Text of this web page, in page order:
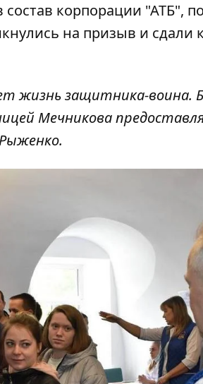
корпорации "АТБ",
на призыв и сдали
жизнь защитника-воина.
Мечникова